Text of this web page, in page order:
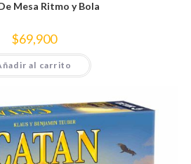
Mesa Ritmo y Bola
$69,900
al carrito